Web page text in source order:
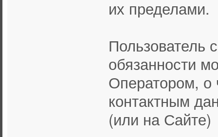
их пределами.
Пользователь
обязанности
Оператором, о
контактным
(или на Сайте)